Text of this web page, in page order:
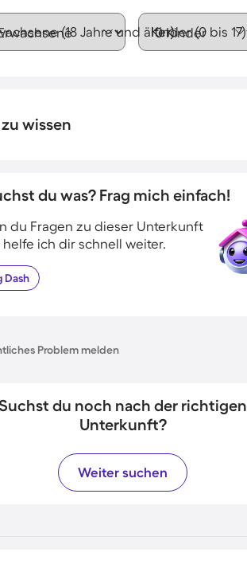
(18 Jahre und älter)Kinder (0 bis 17)
wissen
du was? Frag mich einfach!
du Fragen zu dieser Unterkunft
helfe ich dir schnell weiter.
Dash
Problem melden
du noch nach der richtigen
Unterkunft?
Weiter suchen